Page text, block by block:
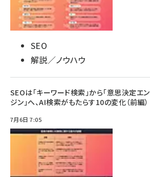
SEO
解説／ノウハウ
SEOは「キーワード検索」から「意思決定エン
ジン」へ、AI検索がもたらす10の変化（前編）
7月6日 7:05